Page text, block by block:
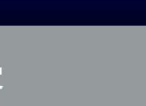
います。
は、水素ステー
一つであり、そ
テーションの効